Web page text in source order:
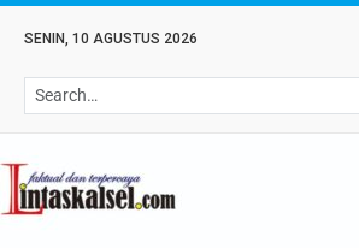
SENIN, 10 AGUSTUS 2026